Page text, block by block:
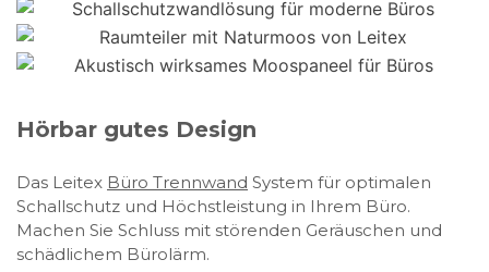
Hörbar gutes Design
Das Leitex Büro Trennwand System für optimalen
Schallschutz und Höchstleistung in Ihrem Büro.
Machen Sie Schluss mit störenden Geräuschen und
schädlichem Bürolärm.